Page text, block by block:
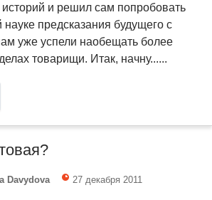
историй и решил сам попробовать
предсказания будущего с
уже успели наобещать более
товарищи. Итак, начну......
Davydova 27 декабря 2011